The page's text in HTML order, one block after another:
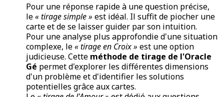
Pour une réponse rapide à une question précise,
le« tirage simple » est idéal. Il suffit de piocher une
carte et de se laisser guider par son intuition.
Pour une analyse plus approfondie d'une situation
complexe, le« tirage en Croix » est une option
judicieuse. Cette méthode de tirage de l'Oracle
Gé permet d'explorer les différentes dimensions
d'un problème et d'identifier les solutions
potentielles grâce aux cartes.